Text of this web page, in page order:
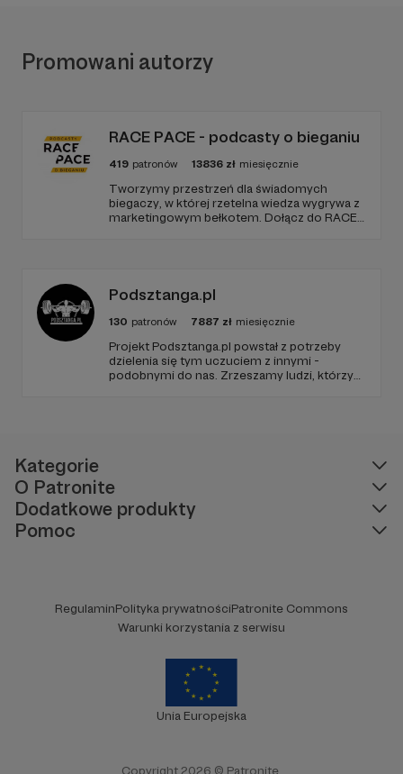
Promowani autorzy
RACE PACE - podcasty o bieganiu
419 patronów 13836 zł miesięcznie
Tworzymy przestrzeń dla świadomych
biegaczy, w której rzetelna wiedza wygrywa z
marketingowym bełkotem. Dołącz do RACE
Podsztanga.pl
130 patronów 7887 zł miesięcznie
Projekt Podsztanga.pl powstał z potrzeby
dzielenia się tym uczuciem z innymi -
podobnymi do nas. Zrzeszamy ludzi, którzy
Kategorie
O Patronite
Dodatkowe produkty
Pomoc
RegulaminPolityka prywatnościPatronite Commons
Warunki korzystania z serwisu
Unia Europejska
Copyright 2026 © Patronite.